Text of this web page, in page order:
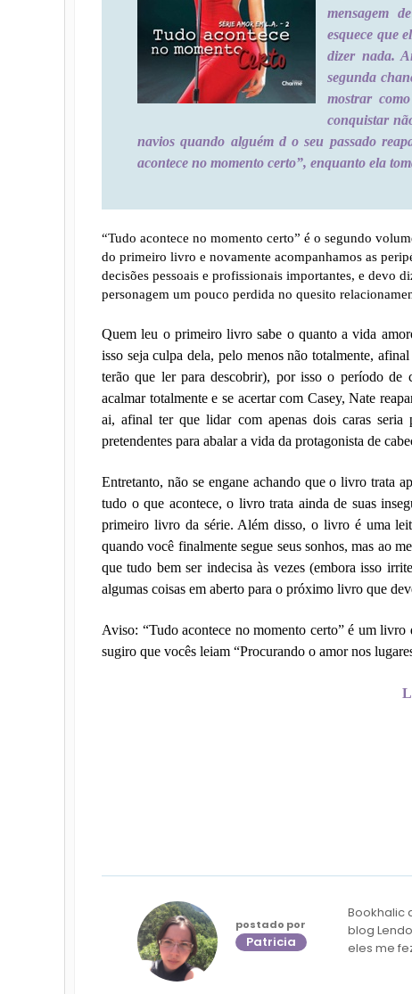
mensagem
esquece que
dizer nada.
segunda
mostrar
conquistar
navios quando alguém d o seu passado
acontece no momento certo”, enquanto ela
“Tudo acontece no momento certo” é o segundo
do primeiro livro e novamente acompanhamos as
decisões pessoais e profissionais importantes, e devo
personagem um pouco perdida no quesito
Quem leu o primeiro livro sabe o quanto a vida
isso seja culpa dela, pelo menos não totalmente,
terão que ler para descobrir), por isso o período de
acalmar totalmente e se acertar com Casey, Nate
ai, afinal ter que lidar com apenas dois caras
pretendentes para abalar a vida da protagonista de
Entretanto, não se engane achando que o livro trata
tudo o que acontece, o livro trata ainda de suas
primeiro livro da série. Além disso, o livro é uma
quando você finalmente segue seus sonhos, mas ao
que tudo bem ser indecisa às vezes (embora isso
algumas coisas em aberto para o próximo livro que
Aviso: “Tudo acontece no momento certo” é um
sugiro que vocês leiam “Procurando o amor nos
postado por
Patricia
Bookhalic
blog
eles me